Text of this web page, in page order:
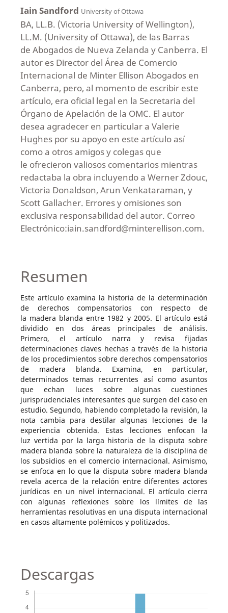
Iain Sandford University of Ottawa
BA, LL.B. (Victoria University of Wellington),
LL.M. (University of Ottawa), de las Barras
de Abogados de Nueva Zelanda y Canberra. El
autor es Director del Área de Comercio
Internacional de Minter Ellison Abogados en
Canberra, pero, al momento de escribir este
artículo, era oficial legal en la Secretaria del
Órgano de Apelación de la OMC. El autor
desea agradecer en particular a Valerie
Hughes por su apoyo en este artículo así
como a otros amigos y colegas que
le ofrecieron valiosos comentarios mientras
redactaba la obra incluyendo a Werner Zdouc,
Victoria Donaldson, Arun Venkataraman, y
Scott Gallacher. Errores y omisiones son
exclusiva responsabilidad del autor. Correo
Electrónico:iain.sandford@minterellison.com.
Resumen
Este artículo examina la historia de la determinación
de derechos compensatorios con respecto de
la madera blanda entre 1982 y 2005. El artículo está
dividido en dos áreas principales de análisis.
Primero, el artículo narra y revisa fijadas
determinaciones claves hechas a través de la historia
de los procedimientos sobre derechos compensatorios
de madera blanda. Examina, en particular,
determinados temas recurrentes así como asuntos
que echan luces sobre algunas cuestiones
jurisprudenciales interesantes que surgen del caso en
estudio. Segundo, habiendo completado la revisión, la
nota cambia para destilar algunas lecciones de la
experiencia obtenida. Estas lecciones enfocan la
luz vertida por la larga historia de la disputa sobre
madera blanda sobre la naturaleza de la disciplina de
los subsidios en el comercio internacional. Asimismo,
se enfoca en lo que la disputa sobre madera blanda
revela acerca de la relación entre diferentes actores
jurídicos en un nivel internacional. El artículo cierra
con algunas reflexiones sobre los límites de las
herramientas resolutivas en una disputa internacional
en casos altamente polémicos y politizados.
Descargas